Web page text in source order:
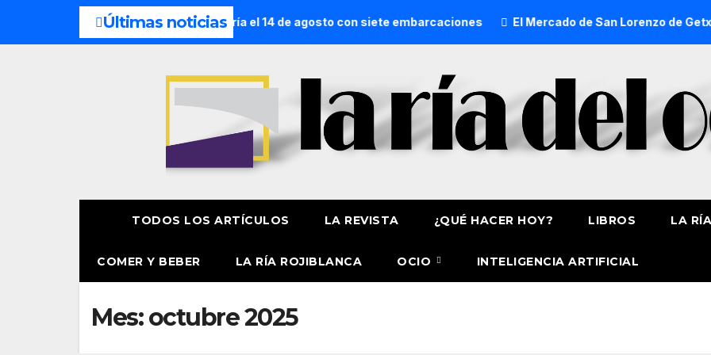
Últimas noticias
recorrerá la ría el 14 de agosto con siete embarcaciones El Mercado de San Lorenzo de Getxo reunirá a más de
TODOS LOS ARTÍCULOS LA REVISTA ¿QUÉ HACER HOY? LIBROS LA
COMER Y BEBER LA RÍA ROJIBLANCA OCIO INTELIGENCIA ARTIFICIAL
Mes:octubre 2025